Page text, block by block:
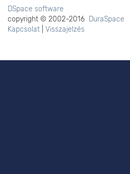
DSpace software
copyright © 2002-2016 DuraSpace
Kapcsolat
Visszajelzés